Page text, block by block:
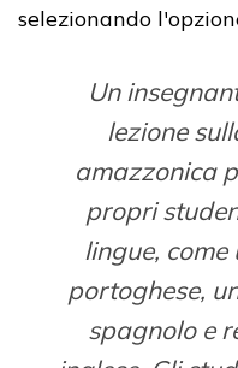
selezionando
Un
lezione
amazzonica
propri
lingue,
portoghese,
spagnolo e